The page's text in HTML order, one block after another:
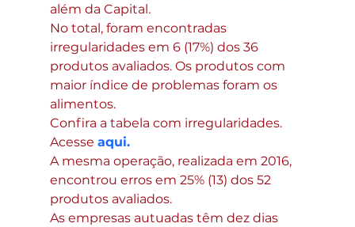
além da Capital.
No total, foram encontradas
irregularidades em 6 (17%) dos 36
produtos avaliados. Os produtos com
maior índice de problemas foram os
alimentos.
Confira a tabela com irregularidades.
Acesse aqui.
A mesma operação, realizada em 2016,
encontrou erros em 25% (13) dos 52
produtos avaliados.
As empresas autuadas têm dez dias